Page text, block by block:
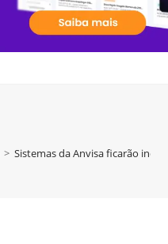
> Sistemas da Anvisa ficarão